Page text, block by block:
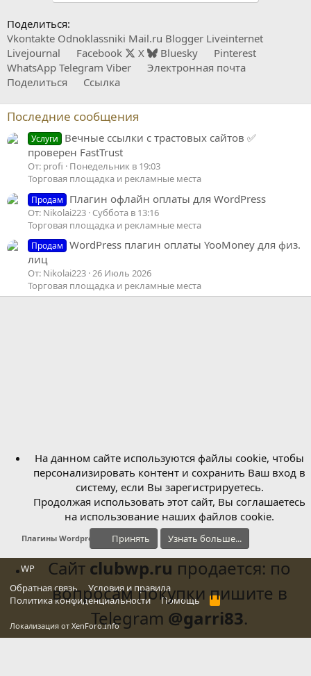
Поделиться:
Vkontakte Odnoklassniki Mail.ru Blogger Liveinternet
Livejournal
Facebook X Bluesky
Pinterest
WhatsApp Telegram Viber
Электронная почта
Поделиться
Ссылка
Последние сообщения
Услуги
Вечные ссылки с трастовых сайтов ✅
проверен FastTrust
От: profi
Понедельник в 19:03
Торговая площадка и рекламные места
Продам Плагин офлайн оплаты для WordPress
От: Nikolai223 Суббота в 13:16
Торговая площадка и рекламные места
Продам
WordPress плагин оплаты YooMoney для физ.
лиц
От: Nikolai223 26 Июль 2026
Торговая площадка и рекламные места
Плагины Wordpress
WP
Обратная связь
Условия и правила
Политика конфиденциальности
Помощь
R
S
Локализация от XenForo.Info
На данном сайте используются файлы cookie, чтобы
персонализировать контент и сохранить Ваш вход в
систему, если Вы зарегистрируетесь.
Продолжая использовать этот сайт, Вы соглашаетесь
на использование наших файлов cookie.
Принять Узнать больше...
Сайт clubwp.ru продается: по
вопросам покупки пишите в
Telegram @garri83.